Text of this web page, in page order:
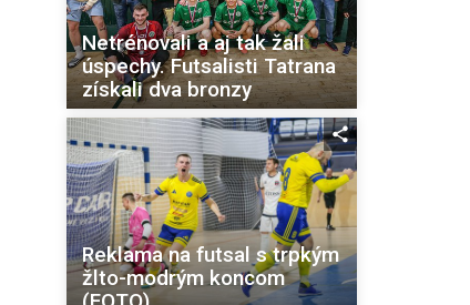
Netrénovali a aj tak žali
úspechy. Futsalisti Tatrana
získali dva bronzy
Reklama na futsal s trpkým
žlto-modrým koncom